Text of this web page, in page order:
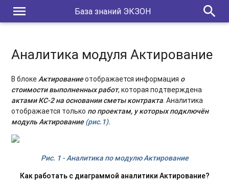
menu База знаний ЭКЗОН search
Аналитика модуля Актирование
В блокеАктированиеотображается информация о
стоимости выполненных работ, которая подтверждена
актами КС-2 на основании сметы контракта. Аналитика
отображается только по проектам, у которых подключён
модуль Актирование(рис.1).
Рис. 1 - Аналитика по модулю Актирование
Как работать с диаграммой аналитики Актирование?